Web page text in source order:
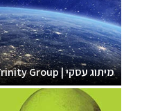
מיתוג עסקי | Trinity Group